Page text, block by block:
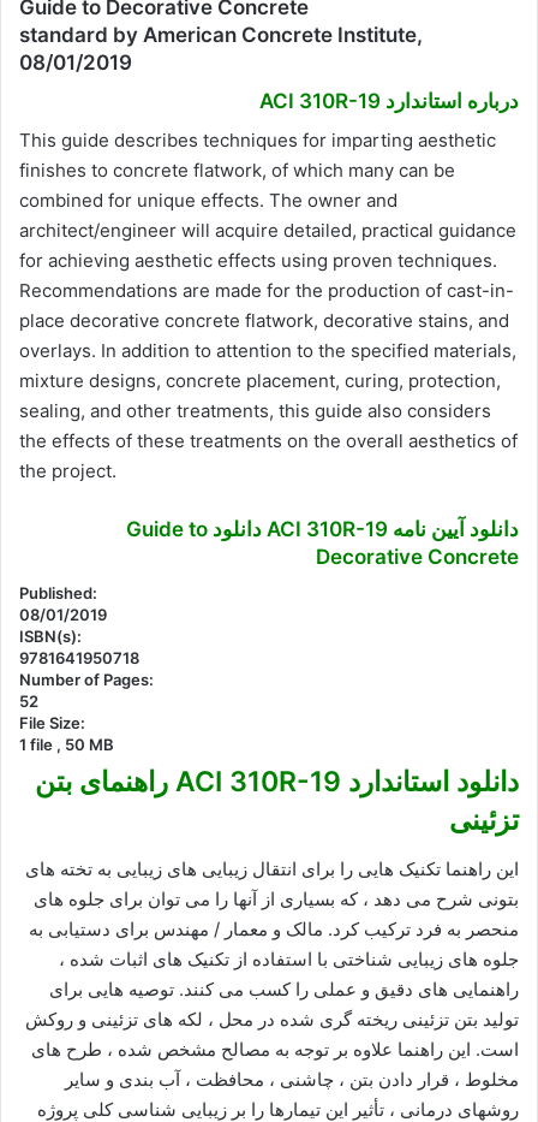
Guide to Decorative Concrete
standard by American Concrete Institute,
08/01/2019
درباره استاندارد ACI 310R-19
This guide describes techniques for imparting aesthetic
finishes to concrete flatwork, of which many can be
combined for unique effects. The owner and
architect/engineer will acquire detailed, practical guidance
for achieving aesthetic effects using proven techniques.
Recommendations are made for the production of cast-in-
place decorative concrete flatwork, decorative stains, and
overlays. In addition to attention to the specified materials,
mixture designs, concrete placement, curing, protection,
sealing, and other treatments, this guide also considers
the effects of these treatments on the overall aesthetics of
the project.
دانلود آیین نامه ACI 310R-19 دانلود Guide to
Decorative Concrete
Published:
08/01/2019
ISBN(s):
9781641950718
Number of Pages:
52
File Size:
1 file , 50 MB
دانلود استاندارد ACI 310R-19 راهنمای بتن
تزئینی
این راهنما تکنیک هایی را برای انتقال زیبایی های زیبایی به تخته های
بتونی شرح می دهد ، که بسیاری از آنها را می توان برای جلوه های
منحصر به فرد ترکیب کرد. مالک و معمار / مهندس برای دستیابی به
جلوه های زیبایی شناختی با استفاده از تکنیک های اثبات شده ،
راهنمایی های دقیق و عملی را کسب می کنند. توصیه هایی برای
تولید بتن تزئینی ریخته گری شده در محل ، لکه های تزئینی و روکش
است. این راهنما علاوه بر توجه به مصالح مشخص شده ، طرح های
مخلوط ، قرار دادن بتن ، چاشنی ، محافظت ، آب بندی و سایر
روشهای درمانی ، تأثیر این تیمارها را بر زیبایی شناسی کلی پروژه